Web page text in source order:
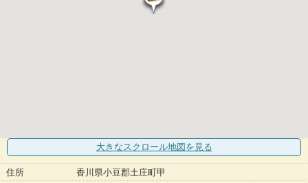
大きなスクロール地図 を見る
住所
香川県小豆郡土庄町甲